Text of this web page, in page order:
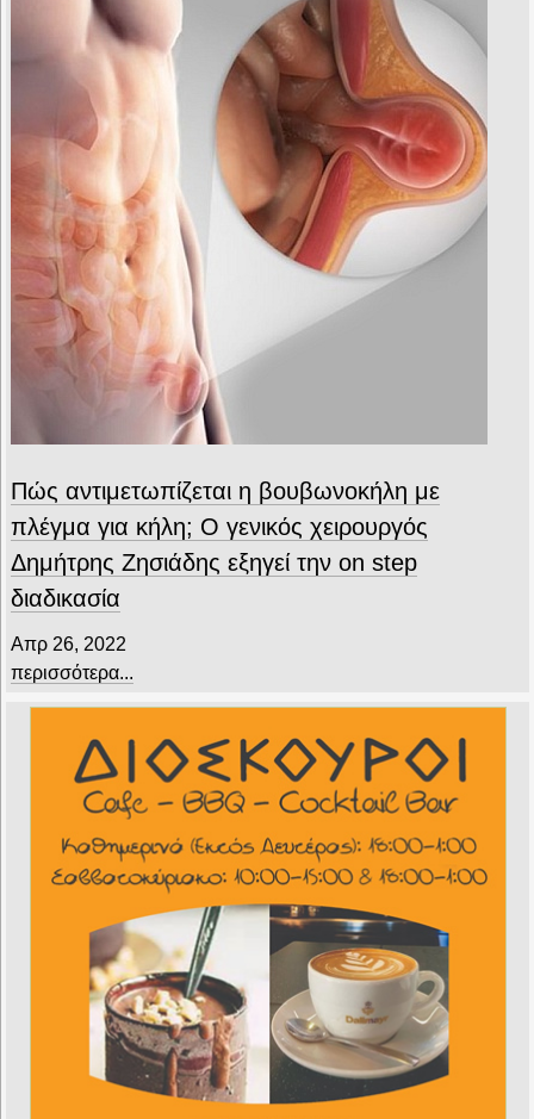
Πώς αντιμετωπίζεται η βουβωνοκήλη με
πλέγμα για κήλη; Ο γενικός χειρουργός
Δημήτρης Ζησιάδης εξηγεί την on step
διαδικασία
Απρ 26, 2022
περισσότερα...